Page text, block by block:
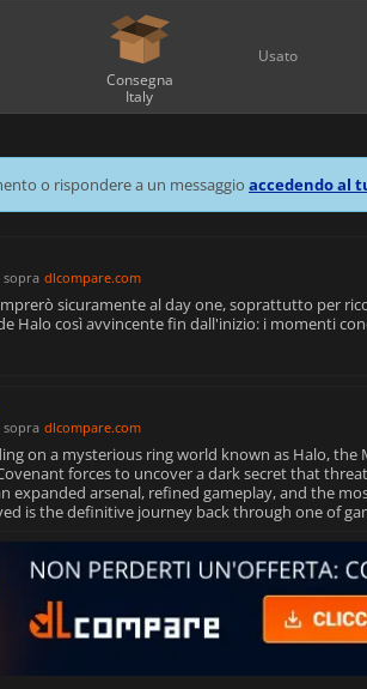
Consegna
Italy
Usato
o rispondere a un messaggio accedendo al
sopra dlcompare.com
sicuramente al day one, soprattutto per
Halo così avvincente fin dall'inizio: i momenti
sopra dlcompare.com
on a mysterious ring world known as Halo, the
forces to uncover a dark secret that
expanded arsenal, refined gameplay, and the
is the definitive journey back through one of